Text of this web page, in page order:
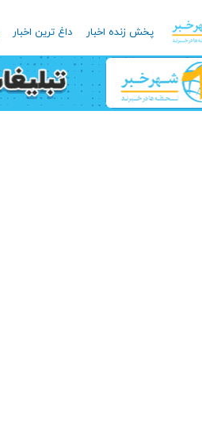
پخش زنده اخبار داغ ترین اخبار